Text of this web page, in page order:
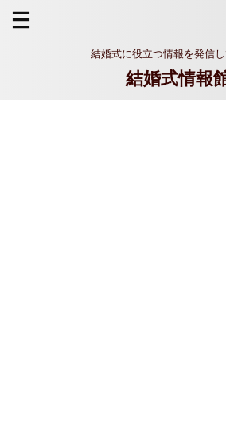
結婚式に役立つ情報を発信
結婚式情報